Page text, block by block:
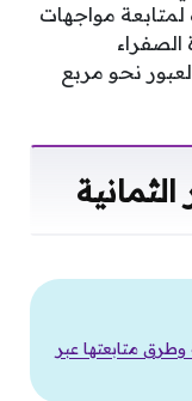
لمتابعة مواجهات
الصفراء
نحو مربع
وطرق متابعتها عبر